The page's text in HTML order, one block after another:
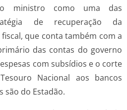
ministro como uma das
de recuperação da
que conta também com a
das contas do governo
com subsídios e o corte
Nacional aos bancos
são do Estadão.